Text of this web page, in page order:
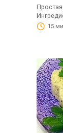
Простая
15